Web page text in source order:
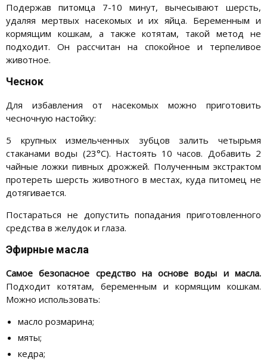
Подержав питомца 7-10 минут, вычесывают шерсть,
удаляя мертвых насекомых и их яйца. Беременным и
кормящим кошкам, а также котятам, такой метод не
подходит. Он рассчитан на спокойное и терпеливое
животное.
Чеснок
Для избавления от насекомых можно приготовить
чесночную настойку:
5 крупных измельченных зубцов залить четырьмя
стаканами воды (23°С). Настоять 10 часов. Добавить 2
чайные ложки пивных дрожжей. Полученным экстрактом
протереть шерсть животного в местах, куда питомец не
дотягивается.
Постараться не допустить попадания приготовленного
средства в желудок и глаза.
Эфирные масла
Самое безопасное средство на основе воды и масла.
Подходит котятам, беременным и кормящим кошкам.
Можно использовать:
масло розмарина;
мяты;
кедра;